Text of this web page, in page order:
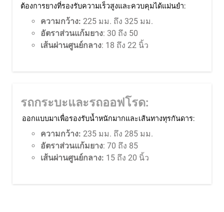
ต้องการยางที่รองรับความเร็วสูงและควบคุมได้แม่นยำ:
ความกว้าง: 225 มม. ถึง 325 มม.
อัตราส่วนแก้มยาง: 30 ถึง 50
เส้นผ่านศูนย์กลาง: 18 ถึง 22 นิ้ว
รถกระบะและรถออฟโรด:
ออกแบบมาเพื่อรองรับน้ำหนักมากและเส้นทางทุรกันดาร:
ความกว้าง: 235 มม. ถึง 285 มม.
อัตราส่วนแก้มยาง: 70 ถึง 85
เส้นผ่านศูนย์กลาง: 15 ถึง 20 นิ้ว